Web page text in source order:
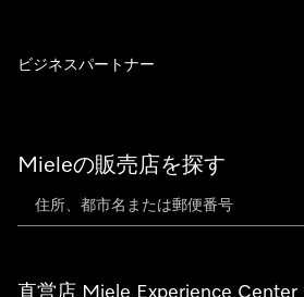
Mieleの販売店を探す
直営店 Miele Experience Center
ビジネスパートナー